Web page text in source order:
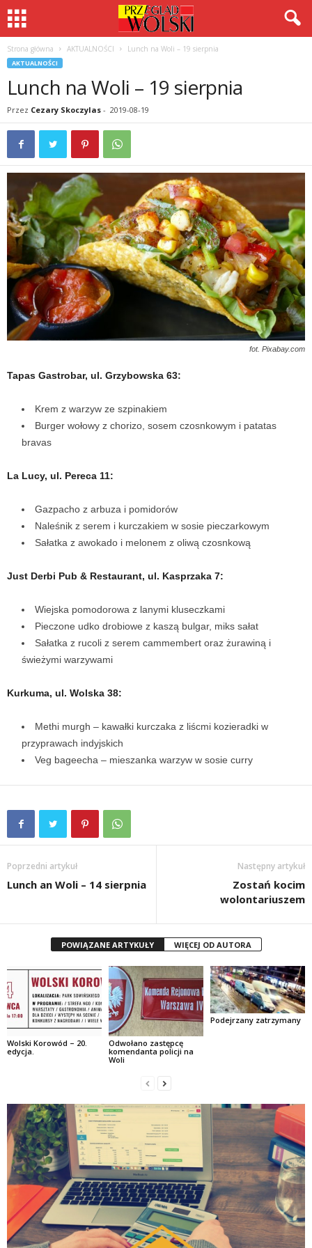
Strona główna AKTUALNOŚCI Lunch na Woli – 19 sierpnia
AKTUALNOŚCI
Lunch na Woli – 19 sierpnia
Przez Cezary Skoczylas - 2019-08-19
fot. Pixabay.com
Tapas Gastrobar, ul. Grzybowska 63:
Krem z warzyw ze szpinakiem
Burger wołowy z chorizo, sosem czosnkowym i patatas
bravas
La Lucy, ul. Pereca 11:
Gazpacho z arbuza i pomidorów
Naleśnik z serem i kurczakiem w sosie pieczarkowym
Sałatka z awokado i melonem z oliwą czosnkową
Just Derbi Pub & Restaurant, ul. Kasprzaka 7:
Wiejska pomodorowa z lanymi kluseczkami
Pieczone udko drobiowe z kaszą bulgar, miks sałat
Sałatka z rucoli z serem cammembert oraz żurawiną i
świeżymi warzywami
Kurkuma, ul. Wolska 38:
Methi murgh – kawałki kurczaka z liścmi kozieradki w
przyprawach indyjskich
Veg bageecha – mieszanka warzyw w sosie curry
Poprzedni artykuł
Lunch an Woli – 14 sierpnia
Następny artykuł
Zostań kocim
wolontariuszem
POWIĄZANE ARTYKUŁY WIĘCEJ OD AUTORA
Wolski Korowód – 20.
edycja.
Odwołano zastępcę
komendanta policji na
Woli
Podejrzany zatrzymany